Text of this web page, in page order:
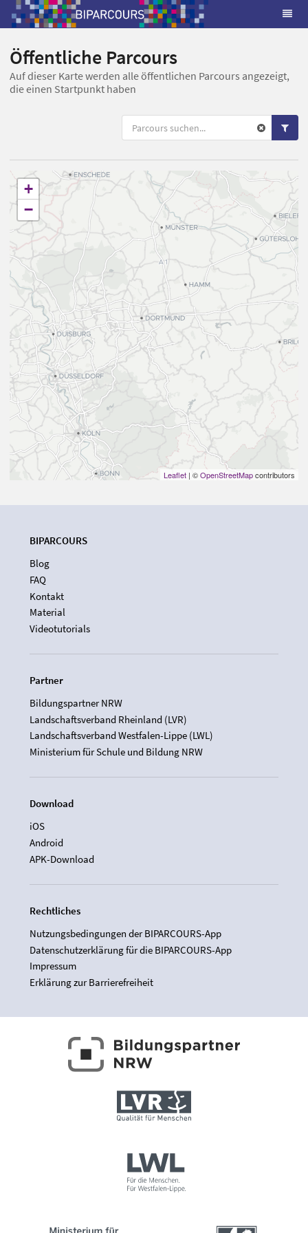
Öffentliche Parcours
Auf dieser Karte werden alle öffentlichen Parcours angezeigt,
die einen Startpunkt haben
+
−
Leaflet | ©OpenStreetMapcontributors
BIPARCOURS
Blog
FAQ
Kontakt
Material
Videotutorials
Partner
Bildungspartner NRW
Landschaftsverband Rheinland (LVR)
Landschaftsverband Westfalen-Lippe (LWL)
Ministerium für Schule und Bildung NRW
Download
iOS
Android
APK-Download
Rechtliches
Nutzungsbedingungen der BIPARCOURS-App
Datenschutzerklärung für die BIPARCOURS-App
Impressum
Erklärung zur Barrierefreiheit